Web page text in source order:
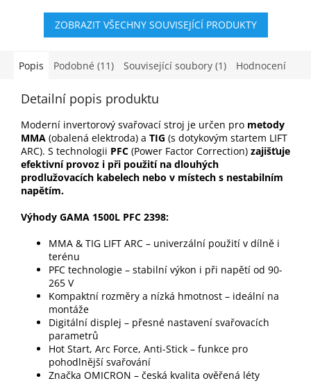
praktický set,...
sváření tenkých...
ZOBRAZIT VŠECHNY SOUVISEJÍCÍ PRODUKTY
Popis Podobné (11) Související soubory (1) Hodnocení
Detailní popis produktu
Moderní invertorový svařovací stroj je určen pro metody
MMA (obalená elektroda) a TIG (s dotykovým startem LIFT
ARC). S technologii PFC (Power Factor Correction) zajišťuje
efektivní provoz i při použití na dlouhých
prodlužovacích kabelech nebo v místech s nestabilním
napětím.
Výhody GAMA 1500L PFC 2398:
MMA & TIG LIFT ARC – univerzální použití v dílně i
terénu
PFC technologie – stabilní výkon i při napětí od 90-
265 V
Kompaktní rozměry a nízká hmotnost – ideální na
montáže
Digitální displej – přesné nastavení svařovacích
parametrů
Hot Start, Arc Force, Anti-Stick – funkce pro
pohodlnější svařování
Značka OMICRON – česká kvalita ověřená léty